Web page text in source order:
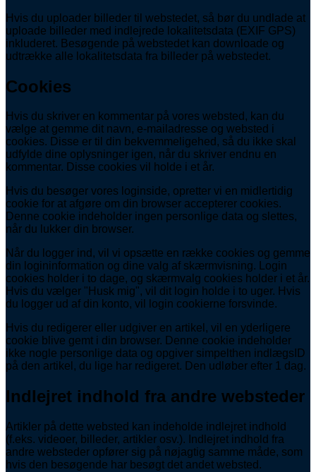
Hvis du uploader billeder til webstedet, så bør du undlade at
uploade billeder med indlejrede lokalitetsdata (EXIF GPS)
inkluderet. Besøgende på webstedet kan downloade og
udtrække alle lokalitetsdata fra billeder på webstedet.
Cookies
Hvis du skriver en kommentar på vores websted, kan du
vælge at gemme dit navn, e-mailadresse og websted i
cookies. Disse er til din bekvemmeligehed, så du ikke skal
udfylde dine oplysninger igen, når du skriver endnu en
kommentar. Disse cookies vil holde i et år.
Hvis du besøger vores loginside, opretter vi en midlertidig
cookie for at afgøre om din browser accepterer cookies.
Denne cookie indeholder ingen personlige data og slettes,
når du lukker din browser.
Når du logger ind, vil vi opsætte en række cookies og gemme
din logininformation og dine valg af skærmvisning. Login
cookies holder i to dage, og skærmvalg cookies holder i et år.
Hvis du vælger "Husk mig", vil dit login holde i to uger. Hvis
du logger ud af din konto, vil login cookierne forsvinde.
Hvis du redigerer eller udgiver en artikel, vil en yderligere
cookie blive gemt i din browser. Denne cookie indeholder
ikke nogle personlige data og opgiver simpelthen indlægsID
på den artikel, du lige har redigeret. Den udløber efter 1 dag.
Indlejret indhold fra andre websteder
Artikler på dette websted kan indeholde indlejret indhold
(f.eks. videoer, billeder, artikler osv.). Indlejret indhold fra
andre websteder opfører sig på nøjagtig samme måde, som
hvis den besøgende har besøgt det andet websted.